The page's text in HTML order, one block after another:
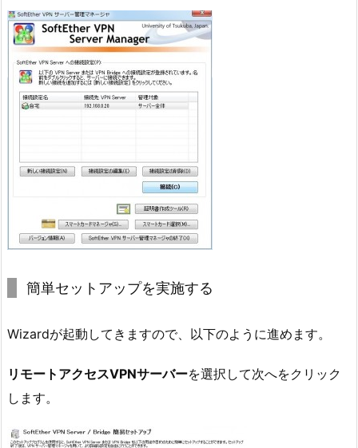
簡単セットアップを実施する
Wizardが起動してきますので、以下のように進めます。
リモートアクセスVPNサーバーを選択して次へをクリック
します。